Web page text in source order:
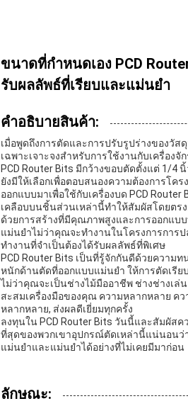
ขนาดที่กําหนดเอง PCD
รับผลลัพธ์ที่เรียบและแม่นยํา
คําอธิบายสินค้า:
เมื่อพูดถึงการตัดและการปรับรูปร่างของวั
เฉพาะเจาะจงสําหรับการใช้งานกับเครื่อง
PCD Router Bits มีกว้างขอบตัดตั้งแต่ 1/4
ยังมีให้เลือกเพื่อตอบสนองความต้องการโค
ออกแบบมาเพื่อใช้กับเครื่องบด PCD
เคลือบบนชิ้นส่วนเหล่านี้ทําให้สัมผัสโดยตร
ด้วยการสร้างที่มีคุณภาพสูงและการออกแบ
แม่นยําไม่ว่าคุณจะทํางานในโครงการการ
ทํางานที่จําเป็นต้องได้รับผลลัพธ์ที่พิเศษ
PCD Router Bits เป็นที่รู้จักกันดีด้วยความ
หนักด้านตัดที่ออกแบบแม่นยํา ให้การตัดเรีย
ไม่ว่าคุณจะเป็นช่างไม้มืออาชีพ ช่างช่างเล่
สะสมเครื่องมือของคุณ ความหลากหลาย ค
หลากหลาย, ส่งผลดีเยี่ยมทุกครั้ง
ลงทุนใน PCD Router Bits วันนี้และสัมผัส
ที่สุดของพวกเขาอุปกรณ์ตัดเหล่านี้แน่นอนว่
แม่นยําและแม่นยําได้อย่างที่ไม่เคยมีมาก่อน
ลักษณะ: